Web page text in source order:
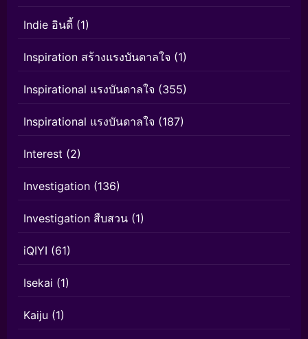
Indie อินดี้ (1)
Inspiration สร้างแรงบันดาลใจ (1)
Inspirational แรงบันดาลใจ (355)
Inspirational แรงบันดาลใจ (187)
Interest (2)
Investigation (136)
Investigation สืบสวน (1)
iQIYI (61)
Isekai (1)
Kaiju (1)